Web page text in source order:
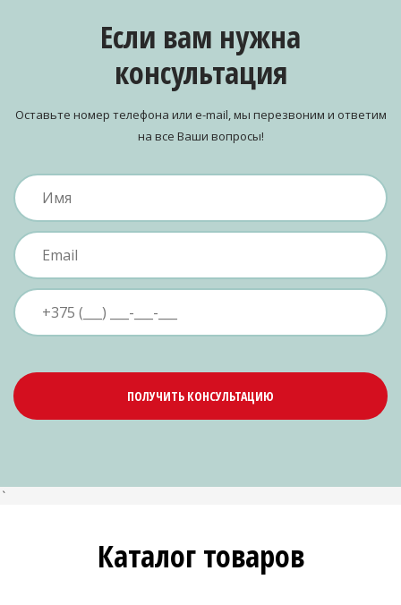
Если вам нужна
консультация
Оставьте номер телефона или e-mail, мы перезвоним и ответим
на все Ваши вопросы!
ПОЛУЧИТЬ КОНСУЛЬТАЦИЮ
`
Каталог товаров